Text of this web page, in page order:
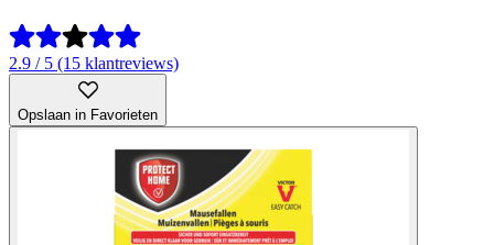
2.9 / 5 (15 klantreviews)
Opslaan in Favorieten